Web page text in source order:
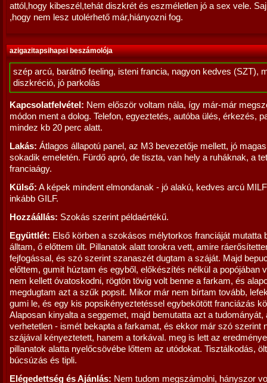
attól,hogy kibeszél,tehát diszkrét és eszméletlen jó a sex vele.
,hogy nem lesz utolérhető már,hiányozni fog.
azigazitapsihapsi beszámolója
szép arcú, barátnő feeling, isteni francia, nagyon kedves (SZT),
diszkréció, jó parkolás
Kapcsolatfelvétel: Nem először voltam nála, így már-már
módon ment a dolog. Telefon, egyeztetés, autóba ülés, érkezés,
mindez kb 20 perc alatt.
Lakás: Átlagos állapotú panel, az M3 bevezetője mellett, jó
sokadik emeletén. Fürdő apró, de tiszta, van hely a ruháknak, a
franciaágy.
Külső: A képek mindent elmondanak - jó alakú, kedves arcú
inkább GILF.
Hozzáállás: Szokás szerint példaértékű.
Együttlét: Első körben a szokásos mélytorkos franciáját mutatta
álltam, ő előttem ült. Pillanatok alatt torokra vett, amire
fejfogással, és szó szerint szanaszét dugtam a száját. Majd
előttem, gumit húztam és egyből, előkészítés nélkül a popójában
nem kellett óvatoskodni, rögtön tövig volt benne a farkam, és
megdugtam azt a szűk popsit. Mikor már nem bírtam tovább,
gumi le, és egy kis popsikényeztetéssel egybekötött franciázás
Alaposan kinyalta a seggemet, majd bemutatta azt a tudományát,
verhetetlen - ismét bekapta a farkamat, és ekkor már szó szerint
szájával kényeztetett, hanem a torkával. meg is lett az
pillanatok alatta nyelőcsövébe lőttem az utódokat. Tisztálkodás,
búcsúzás és tipli.
Elégedettség és Ajánlás: Nem tudom megszámolni, hányszor